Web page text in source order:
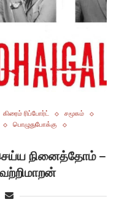
கிரைம் ரிப்போர்ட்
சமூகம்
பொழுதுபோக்கு
நினைத்தோம் –